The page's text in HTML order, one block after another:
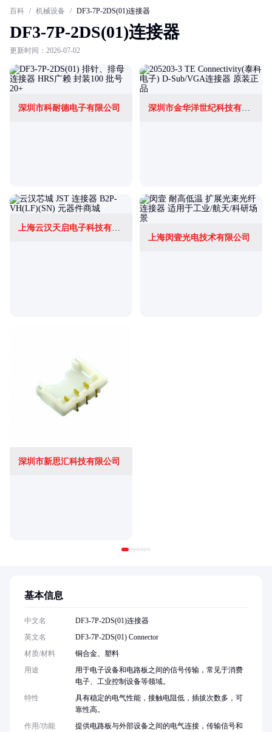
百科 / 机械设备 / DF3-7P-2DS(01)连接器
DF3-7P-2DS(01)连接器
更新时间：2026-07-02
深圳市科耐德电子有限公司 深圳市金华洋世纪科技有限公司
上海云汉天启电子科技有限公司
上海闵壹光电技术有限公司
深圳市新思汇科技有限公司
基本信息
中文名
DF3-7P-2DS(01)连接器
英文名
DF3-7P-2DS(01) Connector
材质/材料
铜合金、塑料
用途
用于电子设备和电路板之间的信号传输，常见于消费
电子、工业控制设备等领域。
特性
具有稳定的电气性能，接触电阻低，插拔次数多，可
靠性高。
作用/功能
提供电路板与外部设备之间的电气连接，传输信号和